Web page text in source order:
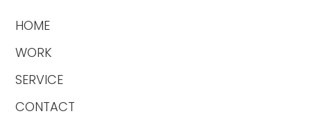
HOME
WORK
SERVICE
CONTACT